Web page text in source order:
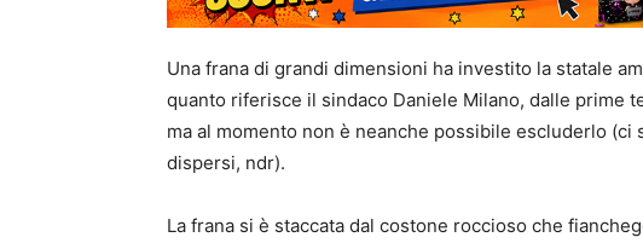
Una frana di grandi dimensioni ha investito la statale
quanto riferisce il sindaco Daniele Milano, dalle prime
ma al momento non è neanche possibile escluderlo
dispersi, ndr).
La frana si è staccata dal costone roccioso che